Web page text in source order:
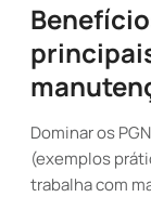
Dominar os
(exemplos
trabalha com